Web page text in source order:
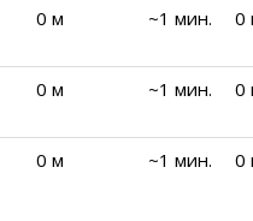
0 м ~1 мин. 0
0 м ~1 мин. 0
0 м ~1 мин. 0